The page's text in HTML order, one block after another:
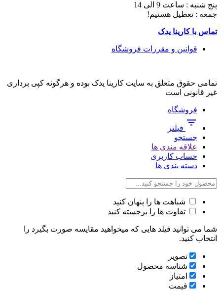
پنج شنبه : ساعت 9 الی 14
جمعه : تعطیل هستیم!
تماس با کارینا یدک
قوانین و مقررات فروشگاه
تمامی حقوق متعلق به سایت کارینا یدک بوده و هرگونه کپی برداری
غیر قانونی است
فروشگاه
فیلتر
جستجو
علاقه مندی ها
حساب کاربری
دسته بندی ها
شباهت ها را پنهان کنید
تفاوت ها را برجسته کنید
شما می توانید فیلد هایی که میخواهید مقایسه صورت بگیرد را
انتخاب کنید.
تصویر
شناسه محصول
امتیاز
قیمت